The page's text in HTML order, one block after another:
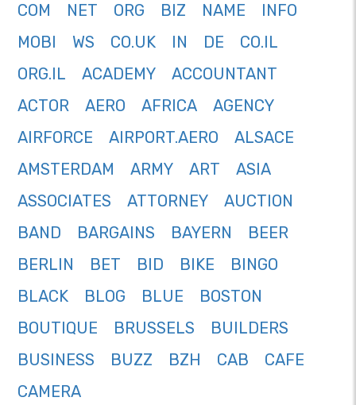
COM NET ORG BIZ NAME
INFO
MOBI
WS CO.UK IN DE
CO.IL
ORG.IL
ACADEMY
ACCOUNTANT
ACTOR
AERO AFRICA
AGENCY
AIRFORCE
AIRPORT.AERO
ALSACE
AMSTERDAM
ARMY ART
ASIA
ASSOCIATES
ATTORNEY
AUCTION
BAND
BARGAINS BAYERN
BEER
BERLIN
BET BID BIKE
BINGO
BLACK
BLOG BLUE
BOSTON
BOUTIQUE
BRUSSELS
BUILDERS
BUSINESS
BUZZ BZH CAB
CAFE
CAMERA